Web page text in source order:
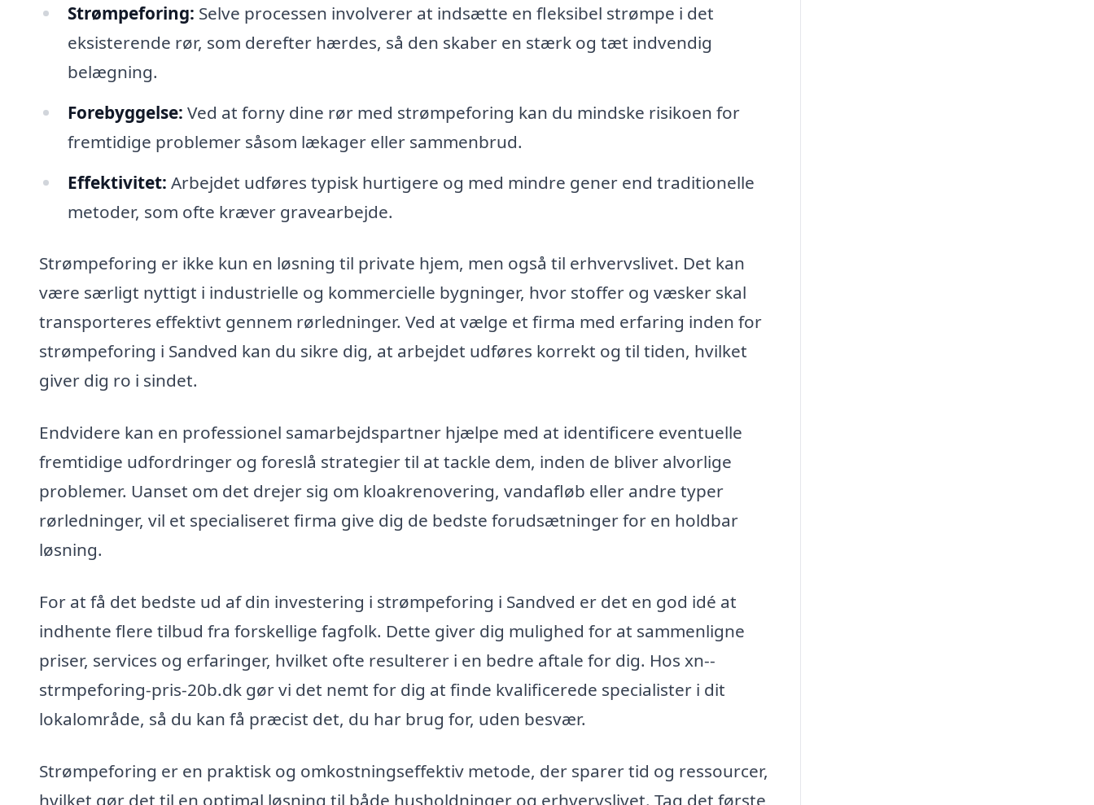
Strømpeforing: Selve processen involverer at indsætte en fleksibel strømpe i det
eksisterende rør, som derefter hærdes, så den skaber en stærk og tæt indvendig
belægning.
Forebyggelse: Ved at forny dine rør med strømpeforing kan du mindske risikoen for
fremtidige problemer såsom lækager eller sammenbrud.
Effektivitet: Arbejdet udføres typisk hurtigere og med mindre gener end traditionelle
metoder, som ofte kræver gravearbejde.
Strømpeforing er ikke kun en løsning til private hjem, men også til erhvervslivet. Det kan
være særligt nyttigt i industrielle og kommercielle bygninger, hvor stoffer og væsker skal
transporteres effektivt gennem rørledninger. Ved at vælge et firma med erfaring inden for
strømpeforing i Sandved kan du sikre dig, at arbejdet udføres korrekt og til tiden, hvilket
giver dig ro i sindet.
Endvidere kan en professionel samarbejdspartner hjælpe med at identificere eventuelle
fremtidige udfordringer og foreslå strategier til at tackle dem, inden de bliver alvorlige
problemer. Uanset om det drejer sig om kloakrenovering, vandafløb eller andre typer
rørledninger, vil et specialiseret firma give dig de bedste forudsætninger for en holdbar
løsning.
For at få det bedste ud af din investering i strømpeforing i Sandved er det en god idé at
indhente flere tilbud fra forskellige fagfolk. Dette giver dig mulighed for at sammenligne
priser, services og erfaringer, hvilket ofte resulterer i en bedre aftale for dig. Hos xn--
strmpeforing-pris-20b.dk gør vi det nemt for dig at finde kvalificerede specialister i dit
lokalområde, så du kan få præcist det, du har brug for, uden besvær.
Strømpeforing er en praktisk og omkostningseffektiv metode, der sparer tid og ressourcer,
hvilket gør det til en optimal løsning til både husholdninger og erhvervslivet. Tag det første